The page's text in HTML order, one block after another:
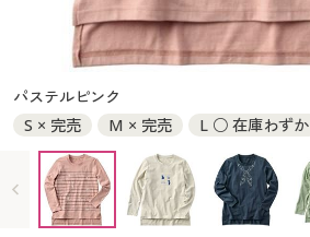
大きいサイズ メンズ
大きいサイズ 事務・制服
カタログ
カタログ・チラシからのご注文
デジタルカタログ
カタログ無料プレゼント
大きいサイズ 事務・制服
カタログ・チラシからのご注文
カタログ無料プレゼント
会員メニュー
パステルピンク
S × 完売
M × 完売 L ○ 在庫わずか
3L ◎ 在庫あり